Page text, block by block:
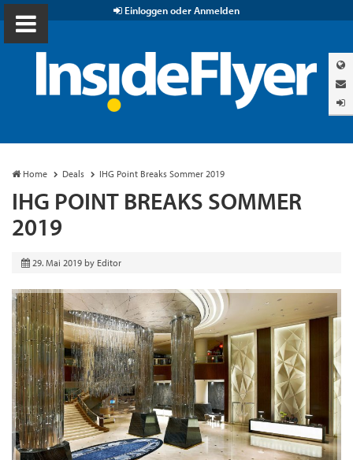
Einloggen oder Anmelden
Home Deals IHG Point Breaks Sommer 2019
IHG POINT BREAKS SOMMER
2019
29. Mai 2019 by Editor